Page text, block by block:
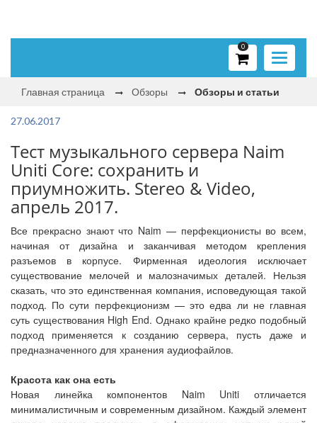
Toggle
0
Главная страница Обзоры Обзоры и статьи
27.06.2017
Тест музыкального сервера Naim
Uniti Core: сохранить и
приумножить. Stereo & Video,
апрель 2017.
Все прекрасно знают что Naim — перфекционисты во всем,
начиная от дизайна и заканчивая методом крепления
разъемов в корпусе. Фирменная идеология исключает
существование мелочей и малозначимых деталей. Нельзя
сказать, что это единственная компания, исповедующая такой
подход. По сути перфекционизм — это едва ли не главная
суть существования High End. Однако крайне редко подобный
подход применяется к созданию сервера, пусть даже и
предназначенного для хранения аудиофайлов.
Красота как она есть
Новая линейка компонентов Naim Uniti отличается
минималистичным и современным дизайном. Каждый элемент